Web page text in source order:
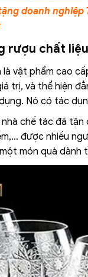
doanh nghiệp
rượu chất
vật phẩm cao
trị, và thể hiện
Nó có tác
nhà chế tác đã
được nhiều
món quà